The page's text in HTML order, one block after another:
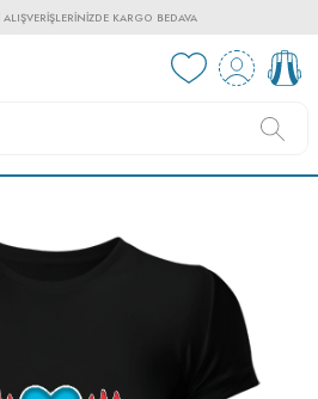
KARGO BEDAVA